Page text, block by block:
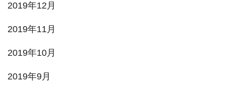
2019年12月
2019年11月
2019年10月
2019年9月